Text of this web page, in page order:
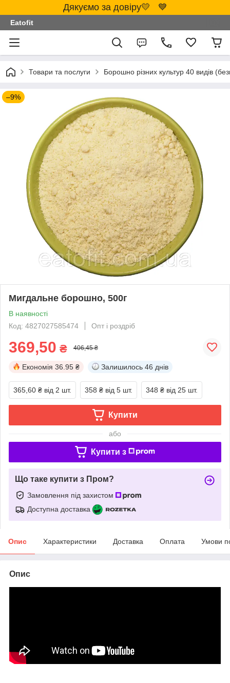
Дякуємо за довіру💛 💙
Eatofit
Товари та послуги Борошно різних культур 40 видів
–9%
Мигдальне борошно, 500г
В наявності
Код: 4827027585474
Опт і роздріб
369,50 ₴ 406,45 ₴
Економія 36.95 ₴ Залишилось 46 днів
365,60 ₴ від 2 шт. 358 ₴ від 5 шт. 348 ₴ від 25 шт.
Купити
або
Купити з
Що таке купити з Пром?
Замовлення під захистом
Доступна доставка
Опис Характеристики Доставка Оплата Умови
Опис